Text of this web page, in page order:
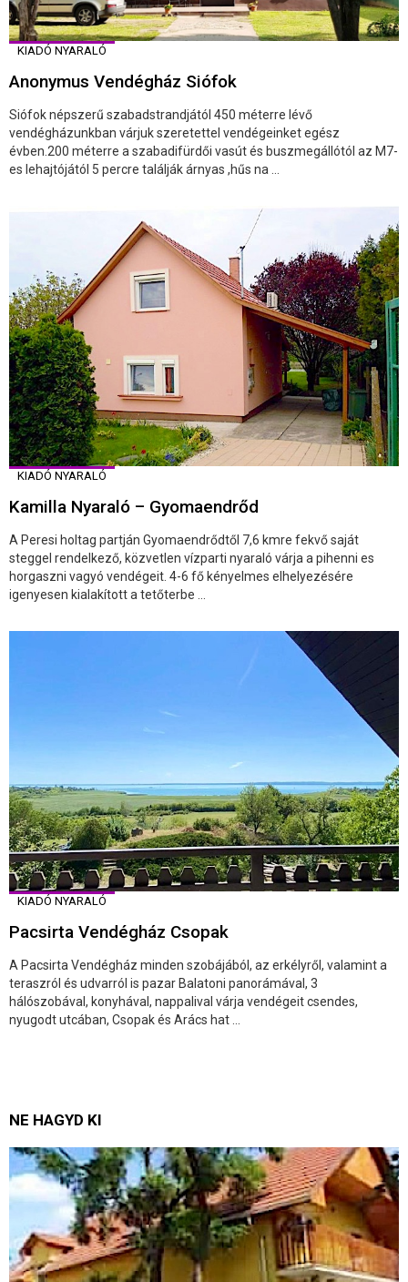
KIADÓ NYARALÓ
Anonymus Vendégház Siófok
Siófok népszerű szabadstrandjától 450 méterre lévő
vendégházunkban várjuk szeretettel vendégeinket egész
évben.200 méterre a szabadifürdői vasút és buszmegállótól az M7-
es lehajtójától 5 percre találják árnyas ,hűs na ...
KIADÓ NYARALÓ
Kamilla Nyaraló – Gyomaendrőd
A Peresi holtag partján Gyomaendrődtől 7,6 kmre fekvő saját
steggel rendelkező, közvetlen vízparti nyaraló várja a pihenni es
horgaszni vagyó vendégeit. 4-6 fő kényelmes elhelyezésére
igenyesen kialakított a tetőterbe ...
KIADÓ NYARALÓ
Pacsirta Vendégház Csopak
A Pacsirta Vendégház minden szobájából, az erkélyről, valamint a
teraszról és udvarról is pazar Balatoni panorámával, 3
hálószobával, konyhával, nappalival várja vendégeit csendes,
nyugodt utcában, Csopak és Arács hat ...
NE HAGYD KI